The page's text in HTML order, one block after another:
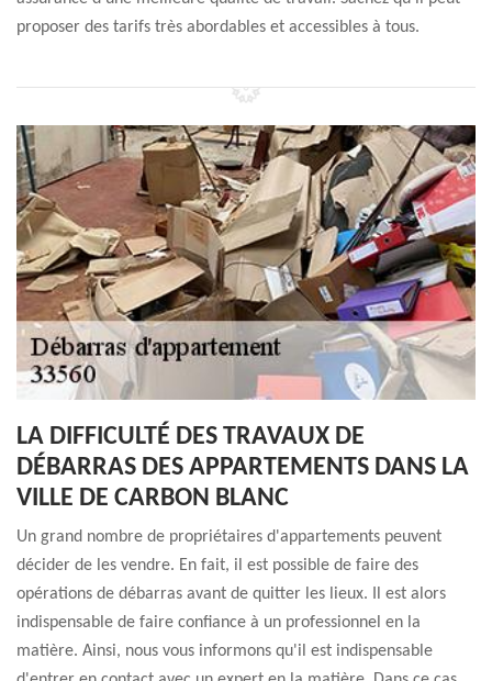
proposer des tarifs très abordables et accessibles à tous.
LA DIFFICULTÉ DES TRAVAUX DE
DÉBARRAS DES APPARTEMENTS DANS LA
VILLE DE CARBON BLANC
Un grand nombre de propriétaires d'appartements peuvent
décider de les vendre. En fait, il est possible de faire des
opérations de débarras avant de quitter les lieux. Il est alors
indispensable de faire confiance à un professionnel en la
matière. Ainsi, nous vous informons qu'il est indispensable